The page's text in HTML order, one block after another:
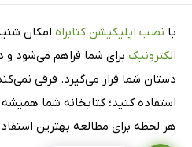
با نصب اپلیکیشن کتابراه امکان
الکترونیک برای شما فراهم می‌شود و
دستان شما قرار می‌گیرد. فرقی
استفاده کنید؛ کتابخانه شما
هر لحظه برای مطالعه بهترین